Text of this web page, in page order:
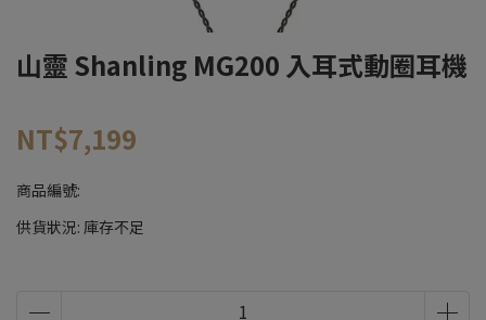
山靈 Shanling MG200 入耳式動圈耳機
NT$7,199
商品編號:
供貨狀況: 庫存不足